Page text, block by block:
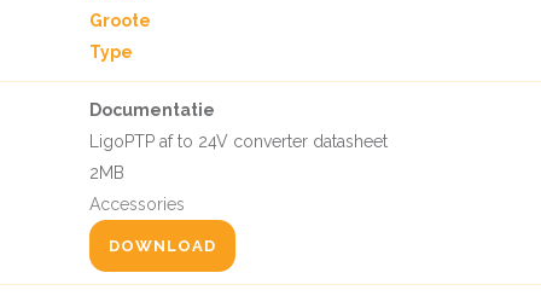
Groote
Type
Documentatie
LigoPTP af to 24V converter datasheet
2MB
Accessories
DOWNLOAD